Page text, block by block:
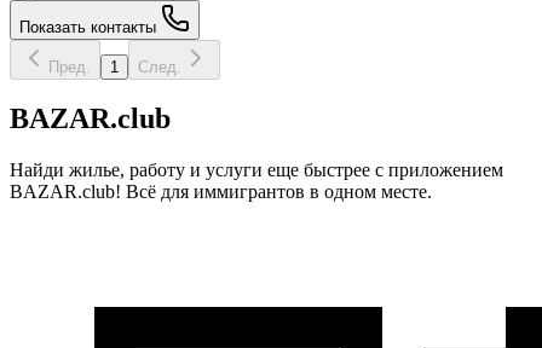
Показать контакты
Пред. 1 След.
BAZAR.club
Найди жилье, работу и услуги еще быстрее с приложением
BAZAR.club! Всё для иммигрантов в одном месте.